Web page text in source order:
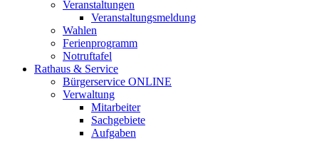
Veranstaltungen
Veranstaltungsmeldung
Wahlen
Ferienprogramm
Notruftafel
Rathaus & Service
Bürgerservice ONLINE
Verwaltung
Mitarbeiter
Sachgebiete
Aufgaben